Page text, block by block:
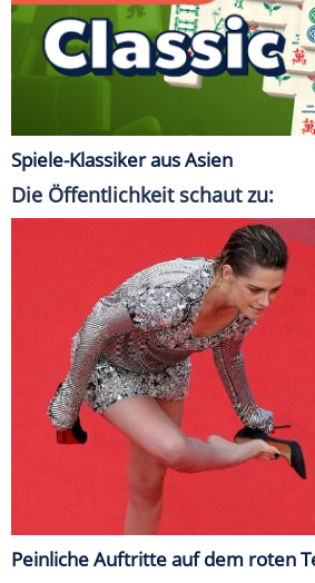
Spiele-Klassiker aus Asien
Die Öffentlichkeit schaut zu:
Peinliche Auftritte auf dem roten